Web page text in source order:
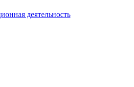
деятельность